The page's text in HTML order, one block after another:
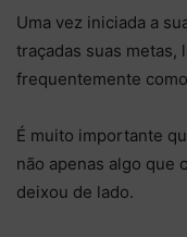
Uma vez iniciada a
traçadas suas
frequentemente
É muito importante
não apenas algo que
deixou de lado.